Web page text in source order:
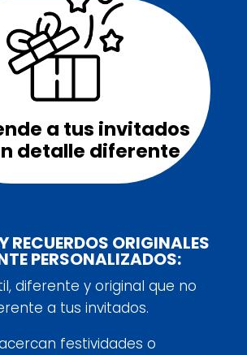
a tus invitados
detalle diferente
RECUERDOS ORIGINALES
PERSONALIZADOS:
diferente y original que no
a tus invitados.
festividades o